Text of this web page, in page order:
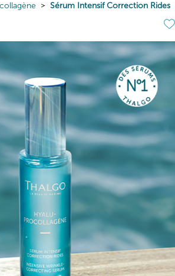
Sérum Intensif Correction Rides